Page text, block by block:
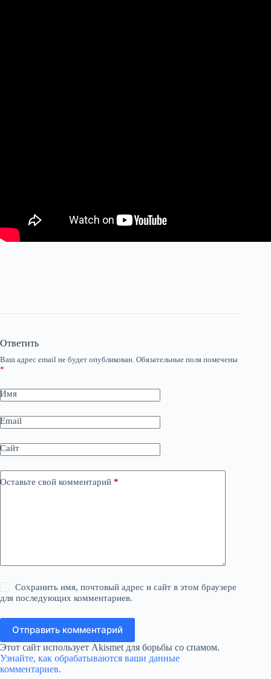
Ответить
Ваш адрес email не будет опубликован. Обязательные поля помечены
*
Имя
Email
Сайт
Оставьте свой комментарий *
Сохранить имя, почтовый адрес и сайт в этом браузере
для последующих комментариев.
Отправить комментарий
Этот сайт использует Akismet для борьбы со спамом.
Узнайте, как обрабатываются ваши данные
комментариев.